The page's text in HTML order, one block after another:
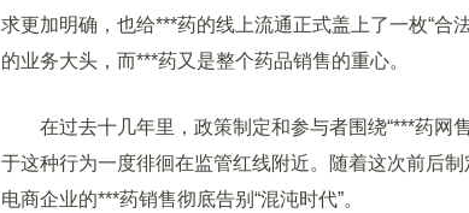
求更加明确，也给***药的线上流通正式盖上了一枚“合
的业务大头，而***药又是整个药品销售的重心。
在过去十几年里，政策制定和参与者围绕“***药网
于这种行为一度徘徊在监管红线附近。随着这次前后
电商企业的***药销售彻底告别“混沌时代”。